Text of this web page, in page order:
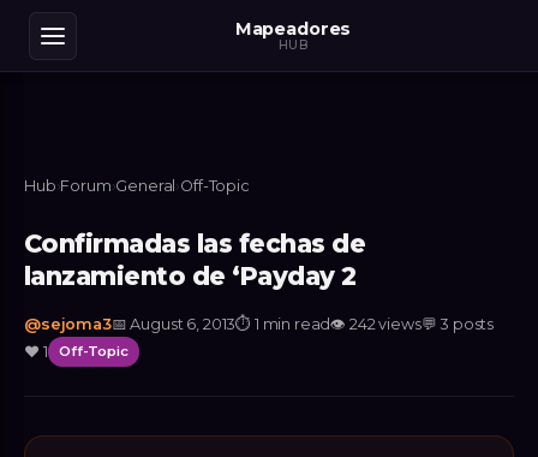
Mapeadores
HUB
Hub›Forum›General ›Off-Topic
Confirmadas las fechas de
lanzamiento de ‘Payday 2
@sejoma3📅August 6, 2013⏱ 1 min read👁 242views💬3 posts
❤️ 1 Off-Topic